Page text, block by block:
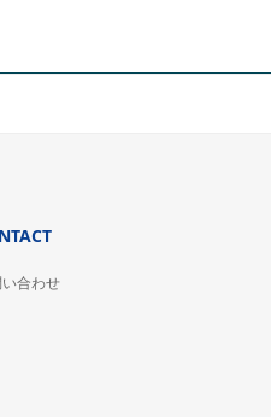
合わせ